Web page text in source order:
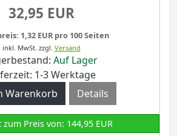
32,95 EUR
1,32 EUR pro 100 Seiten
inkl. MwSt. zzgl. Versand
Auf Lager
1-3 Werktage
Details
zum Preis von: 144,95 EUR